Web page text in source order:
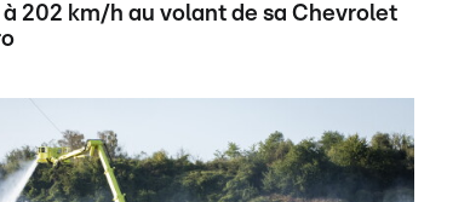
à 202 km/h au volant de sa Chevrolet